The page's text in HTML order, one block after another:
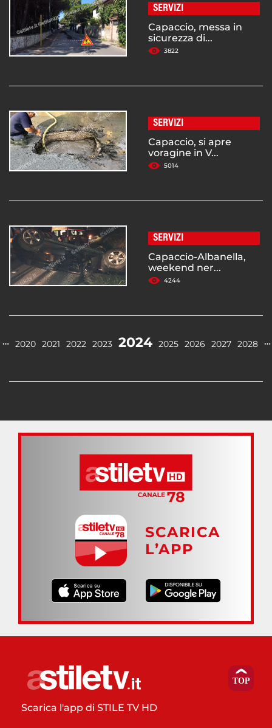
SERVIZI
Capaccio, messa in
sicurezza di...
3822
SERVIZI
Capaccio, si apre
voragine in V...
5014
SERVIZI
Capaccio-Albanella,
weekend ner...
4244
… 2020 2021 2022 2023 2024 2025 2026 2027 2028 …
SCARICA
L’APP
Scarica l'app di STILE TV HD